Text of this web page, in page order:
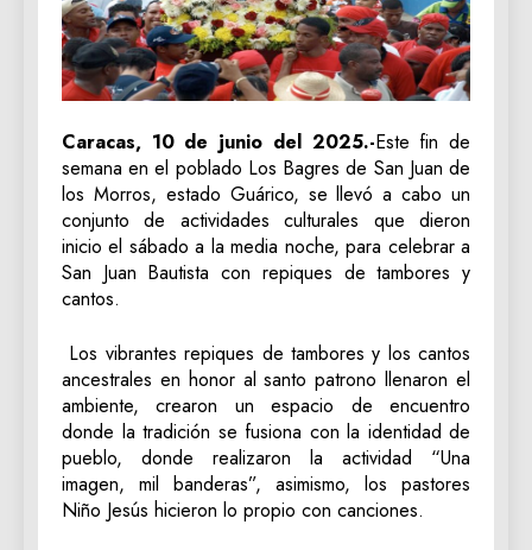
Caracas, 10 de junio del 2025.-Este fin de
semana en el poblado Los Bagres de San Juan de
los Morros, estado Guárico, se llevó a cabo un
conjunto de actividades culturales que dieron
inicio el sábado a la media noche, para celebrar a
San Juan Bautista con repiques de tambores y
cantos.
Los vibrantes repiques de tambores y los cantos
ancestrales en honor al santo patrono llenaron el
ambiente, crearon un espacio de encuentro
donde la tradición se fusiona con la identidad de
pueblo, donde realizaron la actividad “Una
imagen, mil banderas”, asimismo, los pastores
Niño Jesús hicieron lo propio con canciones.